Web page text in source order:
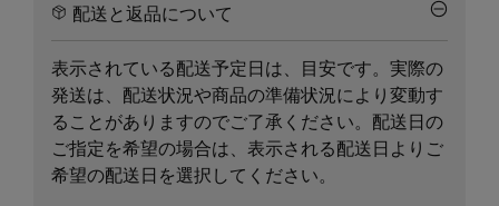
配送と返品について
表示されている配送予定日は、目安です。実際の
発送は、配送状況や商品の準備状況により変動す
ることがありますのでご了承ください。配送日の
ご指定を希望の場合は、表示される配送日よりご
希望の配送日を選択してください。